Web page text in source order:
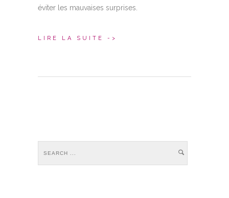
éviter les mauvaises surprises.
LIRE LA SUITE ->